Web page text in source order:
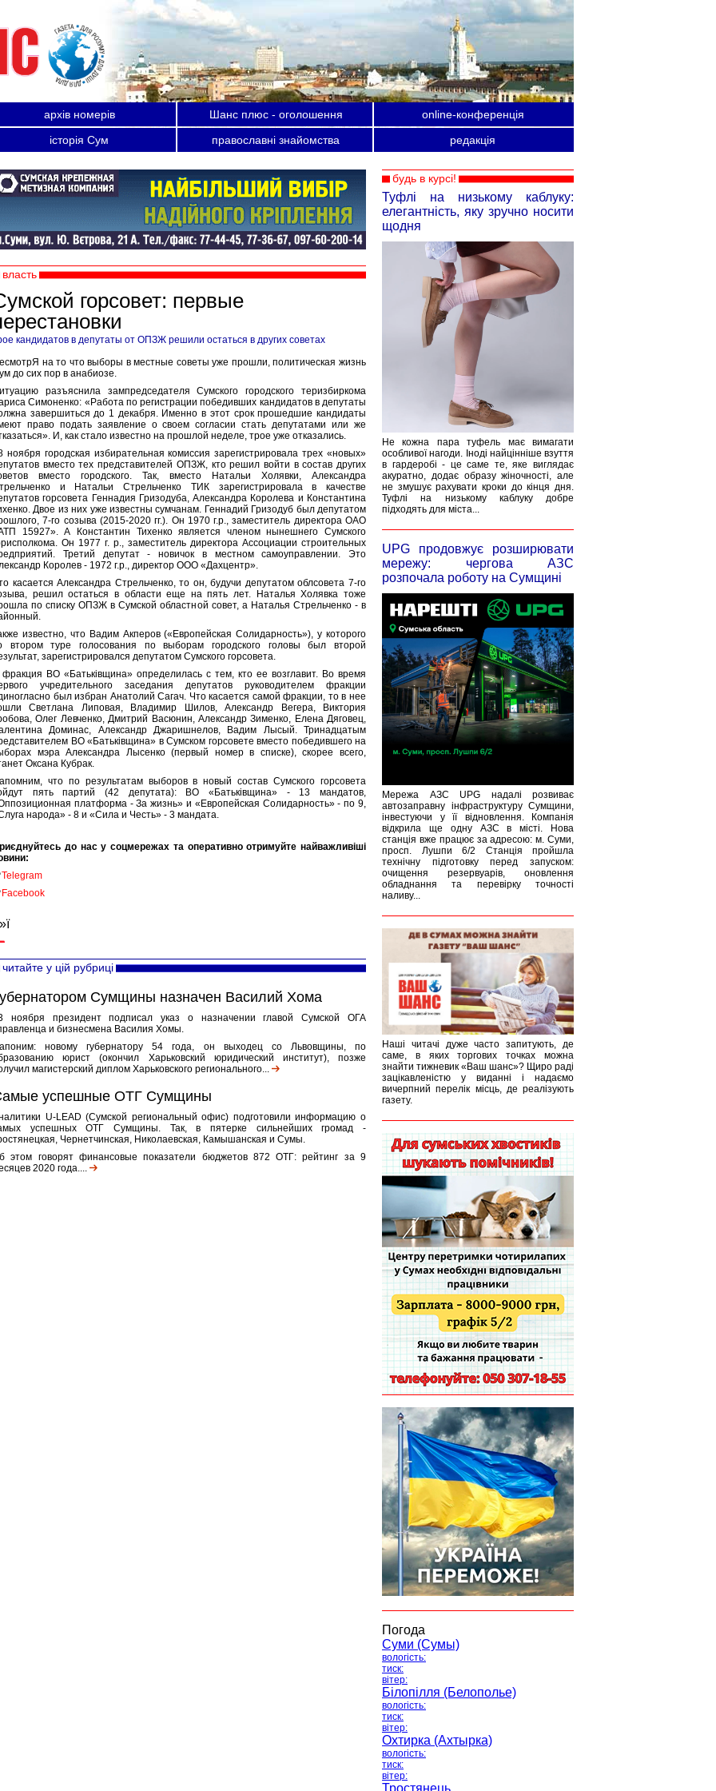
архів номерів Шанс плюс - оголошення
online-конференція
історія Сум православні знайомства редакція
власть
горсовет: первые
кандидатов в депутаты от ОПЗЖ решили остаться в других советах
на то что выборы в местные советы уже прошли, политическая жизнь
до сих пор в анабиозе.
разъяснила зампредседателя Сумского городского теризбиркома
Симоненко: «Работа по регистрации победивших кандидатов в депутаты
завершиться до 1 декабря. Именно в этот срок прошедшие кандидаты
право подать заявление о своем согласии стать депутатами или же
И, как стало известно на прошлой неделе, трое уже отказались.
ноября городская избирательная комиссия зарегистрировала трех «новых»
вместо тех представителей ОПЗЖ, кто решил войти в состав других
вместо городского. Так, вместо Натальи Холявки, Александра
и Натальи Стрельченко ТИК зарегистрировала в качестве
горсовета Геннадия Гризодуба, Александра Королева и Константина
Двое из них уже известны сумчанам. Геннадий Гризодуб был депутатом
7-го созыва (2015-2020 гг.). Он 1970 г.р., заместитель директора ОАО
15927». А Константин Тихенко является членом нынешнего Сумского
Он 1977 г. р., заместитель директора Ассоциации строительных
Третий депутат - новичок в местном самоуправлении. Это
Королев - 1972 г.р., директор ООО «Дахцентр».
касается Александра Стрельченко, то он, будучи депутатом облсовета 7-го
решил остаться в области еще на пять лет. Наталья Холявка тоже
по списку ОПЗЖ в Сумской областной совет, а Наталья Стрельченко - в
известно, что Вадим Акперов («Европейская Солидарность»), у которого
втором туре голосования по выборам городского головы был второй
зарегистрировался депутатом Сумского горсовета.
ВО «Батьківщина» определилась с тем, кто ее возглавит. Во время
учредительного заседания депутатов руководителем фракции
был избран Анатолий Сагач. Что касается самой фракции, то в нее
Светлана Липовая, Владимир Шилов, Александр Вегера, Виктория
Олег Левченко, Дмитрий Васюнин, Александр Зименко, Елена Дяговец,
Доминас, Александр Джаришнелов, Вадим Лысый. Тринадцатым
ВО «Батьківщина» в Сумском горсовете вместо победившего на
мэра Александра Лысенко (первый номер в списке), скорее всего,
Оксана Кубрак.
что по результатам выборов в новый состав Сумского горсовета
пять партий (42 депутата): ВО «Батьківщина» - 13 мандатов,
платформа - За жизнь» и «Европейская Солидарность» - по 9,
народа» - 8 и «Сила и Честь» - 3 мандата.
до нас у соцмережах та оперативно отримуйте найважливіші
Telegram
Facebook
читайте у цій рубриці
Сумщины назначен Василий Хома
ноября президент подписал указ о назначении главой Сумской ОГА
и бизнесмена Василия Хомы.
новому губернатору 54 года, он выходец со Львовщины, по
юрист (окончил Харьковский юридический институт), позже
магистерский диплом Харьковского регионального...
успешные ОТГ Сумщины
U-LEAD (Сумской региональный офис) подготовили информацию о
успешных ОТГ Сумщины. Так, в пятерке сильнейших громад -
Чернетчинская, Николаевская, Камышанская и Сумы.
этом говорят финансовые показатели бюджетов 872 ОТГ: рейтинг за 9
2020 года....
будь в курсі!
Туфлі на низькому каблуку:
елегантність, яку зручно носити
щодня
Не кожна пара туфель має вимагати
особливої нагоди. Іноді найцінніше взуття
в гардеробі - це саме те, яке виглядає
акуратно, додає образу жіночності, але
не змушує рахувати кроки до кінця дня.
Туфлі на низькому каблуку добре
підходять для міста...
UPG продовжує розширювати
мережу: чергова АЗС
розпочала роботу на Сумщині
Мережа АЗС UPG надалі розвиває
автозаправну інфраструктуру Сумщини,
інвестуючи у її відновлення. Компанія
відкрила ще одну АЗС в місті. Нова
станція вже працює за адресою: м. Суми,
просп. Лушпи 6/2 Станція пройшла
технічну підготовку перед запуском:
очищення резервуарів, оновлення
обладнання та перевірку точності
наливу...
Наші читачі дуже часто запитують, де
саме, в яких торгових точках можна
знайти тижневик «Ваш шанс»? Щиро раді
зацікавленістю у виданні і надаємо
вичерпний перелік місць, де реалізують
газету.
Погода
Суми (Сумы)
вологість:
тиск:
вітер:
Білопілля (Белополье)
вологість:
тиск:
вітер:
Охтирка (Ахтырка)
вологість:
тиск:
вітер:
Тростянець